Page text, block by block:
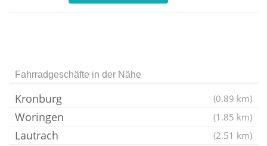
Fahrradgeschäfte in der Nähe
Kronburg (0.89 km)
Woringen (1.85 km)
Lautrach (2.51 km)